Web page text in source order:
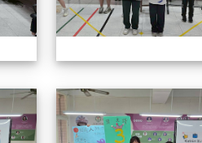
114自治市候選人政見發表會